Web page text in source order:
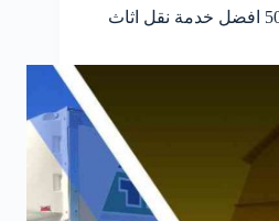
نقل عفش السرة 50993766 افضل خدمة نقل اثاث